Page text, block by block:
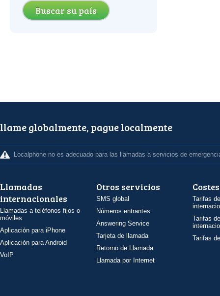
Buscar su país
llame globalmente, pague localmente
Localphone no es adecuado para las llamadas a servicios de
Llamadas
internacionales
Llamadas a teléfonos fijos o
móviles
Aplicación para iPhone
Aplicación para Android
VoIP
Otros servicios
SMS global
Números entrantes
Answering Service
Tarjeta de llamada
Retorno de Llamada
Llamada por Internet
Costes
Tarifas
Tarifas
Tarifas